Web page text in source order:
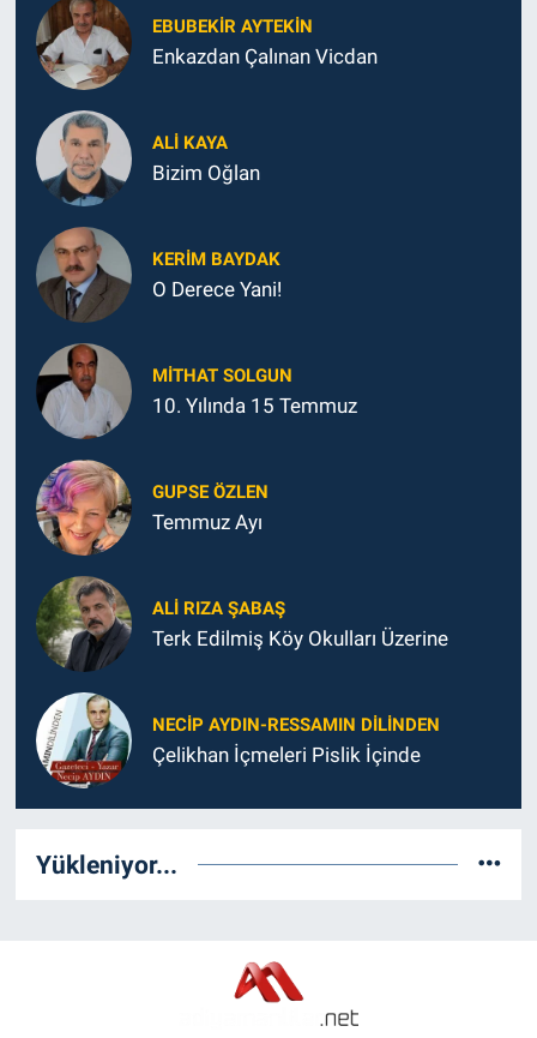
EBUBEKIR AYTEKIN
Enkazdan Çalınan Vicdan
ALI KAYA
Bizim Oğlan
KERIM BAYDAK
O Derece Yani!
MITHAT SOLGUN
10. Yılında 15 Temmuz
GUPSE ÖZLEN
Temmuz Ayı
ALI RIZA ŞABAŞ
Terk Edilmiş Köy Okulları Üzerine
NECIP AYDIN-RESSAMIN DILINDEN
Çelikhan İçmeleri Pislik İçinde
Yükleniyor...